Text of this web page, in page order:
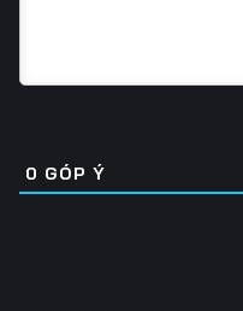
Tập 34
Tập 40
0 GÓP Ý